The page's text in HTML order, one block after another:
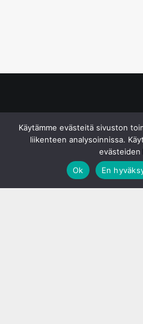
Käytämme evästeitä sivuston
liikenteen analysoinnissa.
evästeiden
Ok
En